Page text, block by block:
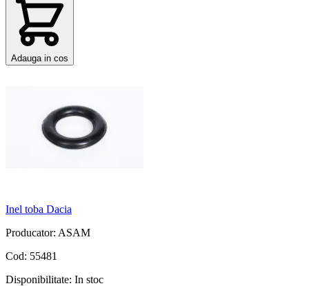
Adauga in cos
Inel toba Dacia
Producator: ASAM
Cod: 55481
Disponibilitate: In stoc